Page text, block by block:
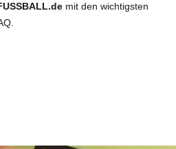
mit den wichtigsten